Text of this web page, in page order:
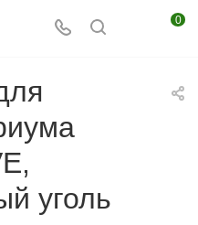
0
уголь